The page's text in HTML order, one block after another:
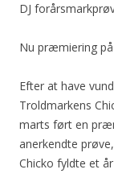
DJ
Nu præmiering
Efter at have
Troldmarkens
marts ført en
anerkendte
Chicko fyldte et